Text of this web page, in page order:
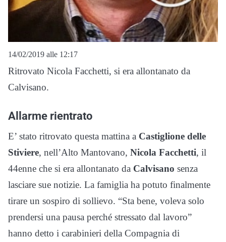
14/02/2019 alle 12:17
Ritrovato Nicola Facchetti, si era allontanato da
Calvisano.
Allarme rientrato
E’ stato ritrovato questa mattina a Castiglione delle
Stiviere, nell’Alto Mantovano, Nicola Facchetti, il
44enne che si era allontanato da Calvisano senza
lasciare sue notizie. La famiglia ha potuto finalmente
tirare un sospiro di sollievo. “Sta bene, voleva solo
prendersi una pausa perché stressato dal lavoro”
hanno detto i carabinieri della Compagnia di